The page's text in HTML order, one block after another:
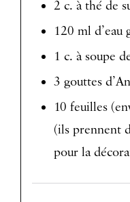
2 c. à thé de
120 ml d’eau
1 c. à soupe
3 gouttes
10 feuilles
(ils prennent
pour la